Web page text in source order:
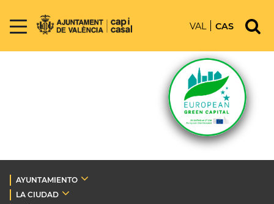
VAL CAS
AYUNTAMIENTO
LA CIUDAD